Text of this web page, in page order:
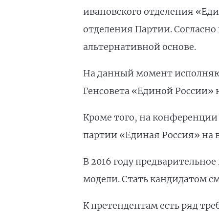
ивановского отделения
отделения Партии.
альтернативной основе.
На данный момент
Генсовета «Единой России»
Кроме того, на
партии «Единая Россия» на
В 2016 году
модели. Стать кандидатом
К претендентам есть ряд